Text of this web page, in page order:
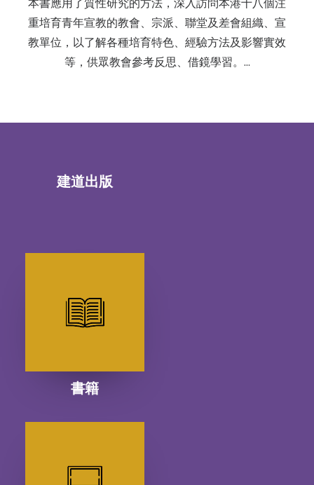
本書應用了質性研究的方法，深入訪問本港十八個注
重培育青年宣教的教會、宗派、聯堂及差會組織、宣
教單位，以了解各種培育特色、經驗方法及影響實效
等，供眾教會參考反思、借鏡學習。…
建道出版
書籍